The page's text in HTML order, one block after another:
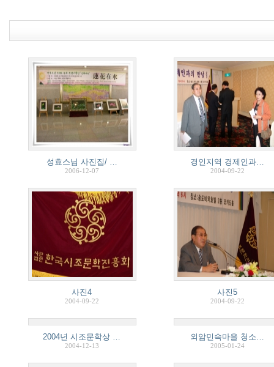
성효스님 사진집/ …
2006-12-07
경인지역 경제인과…
2004-09-22
사진4
2004-09-22
사진5
2004-09-22
2004년 시조문학상 …
2004-12-13
외암민속마을 청소…
2005-01-24